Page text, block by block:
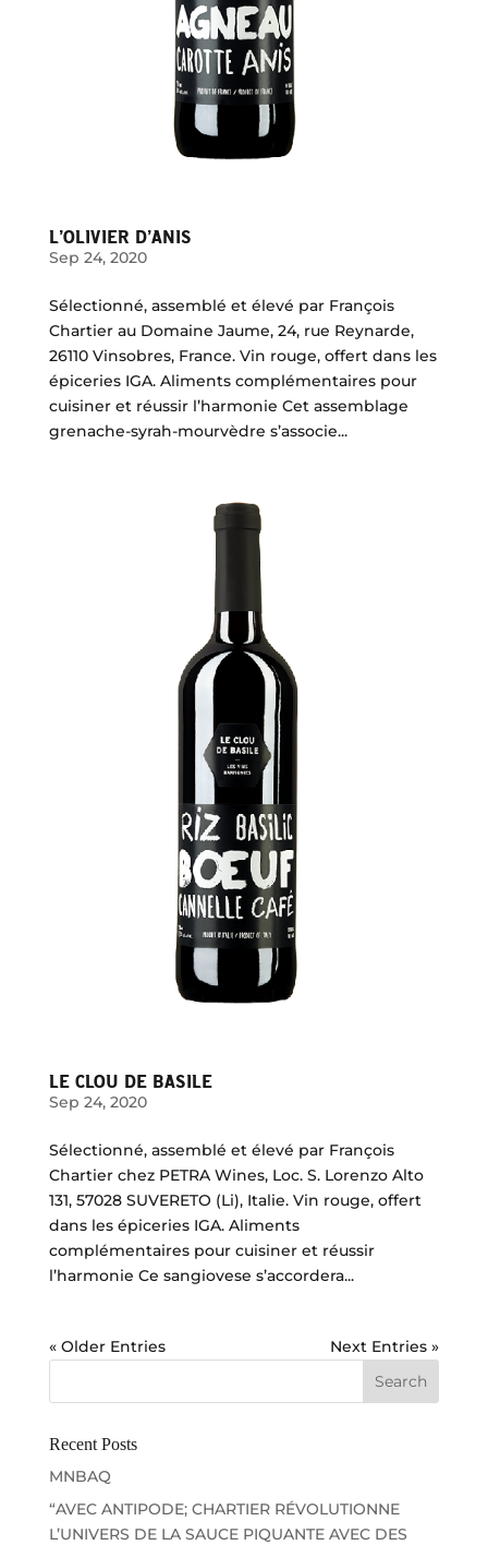
L’OLIVIER D’ANIS
Sep 24, 2020
Sélectionné, assemblé et élevé par François
Chartier au Domaine Jaume, 24, rue Reynarde,
26110 Vinsobres, France. Vin rouge, offert dans les
épiceries IGA. Aliments complémentaires pour
cuisiner et réussir l’harmonie Cet assemblage
grenache-syrah-mourvèdre s’associe...
LE CLOU DE BASILE
Sep 24, 2020
Sélectionné, assemblé et élevé par François
Chartier chez PETRA Wines, Loc. S. Lorenzo Alto
131, 57028 SUVERETO (Li), Italie. Vin rouge, offert
dans les épiceries IGA. Aliments
complémentaires pour cuisiner et réussir
l’harmonie Ce sangiovese s’accordera...
« Older Entries Next Entries »
Recent Posts
MNBAQ
“AVEC ANTIPODE; CHARTIER RÉVOLUTIONNE
L’UNIVERS DE LA SAUCE PIQUANTE AVEC DES